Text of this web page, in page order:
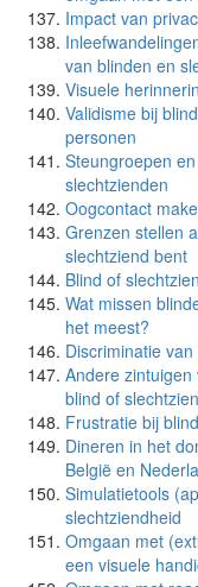
Impact van
van blinden en
Visuele
Validisme bij
personen
Steungroepen
slechtzienden
Oogcontact
Grenzen stellen
slechtziend bent
Blind of
Wat missen
het meest?
Discriminatie
Andere
blind of
Frustratie bij
Dineren in het
België en
Simulatietools
slechtziendheid
Omgaan met
een visuele